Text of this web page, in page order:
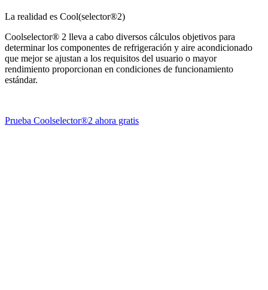
La realidad es Cool(selector®2)
Coolselector® 2 lleva a cabo diversos cálculos objetivos para
determinar los componentes de refrigeración y aire acondicionado
que mejor se ajustan a los requisitos del usuario o mayor
rendimiento proporcionan en condiciones de funcionamiento
estándar.
Prueba Coolselector®2 ahora gratis